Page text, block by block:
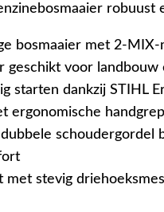
robuust
bosmaaier met 2-
geschikt voor
starten dankzij STIHL
ergonomische
schoudergordel
met stevig driehoeksmes